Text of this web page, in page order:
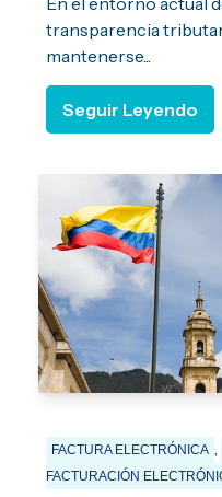
transparencia
mantenerse...
Seguir Leyendo
FACTURA ELECTRÓNICA
FACTURACIÓN